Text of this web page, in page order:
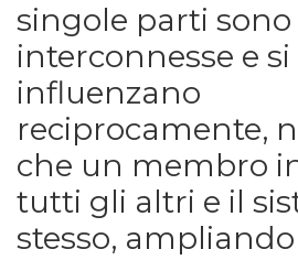
singole parti sono
interconnesse e si
influenzano
reciprocamente,
che un membro
tutti gli altri e il
stesso,